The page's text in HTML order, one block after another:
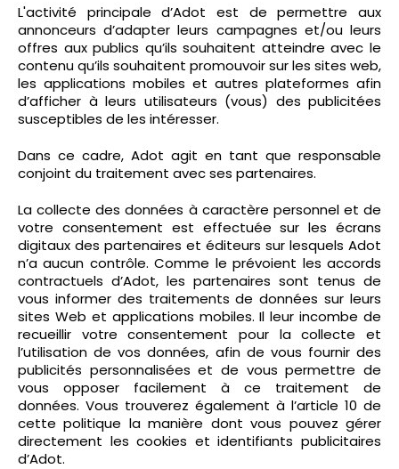
L'activité principale d’Adot est de permettre aux
annonceurs d’adapter leurs campagnes et/ou leurs
offres aux publics qu’ils souhaitent atteindre avec le
contenu qu’ils souhaitent promouvoir sur les sites web,
les applications mobiles et autres plateformes afin
d’afficher à leurs utilisateurs (vous) des publicitées
susceptibles de les intéresser.
Dans ce cadre, Adot agit en tant que responsable
conjoint du traitement avec ses partenaires.
La collecte des données à caractère personnel et de
votre consentement est effectuée sur les écrans
digitaux des partenaires et éditeurs sur lesquels Adot
n’a aucun contrôle. Comme le prévoient les accords
contractuels d’Adot, les partenaires sont tenus de
vous informer des traitements de données sur leurs
sites Web et applications mobiles. Il leur incombe de
recueillir votre consentement pour la collecte et
l’utilisation de vos données, afin de vous fournir des
publicités personnalisées et de vous permettre de
vous opposer facilement à ce traitement de
données. Vous trouverez également à l’article 10 de
cette politique la manière dont vous pouvez gérer
directement les cookies et identifiants publicitaires
d’Adot.